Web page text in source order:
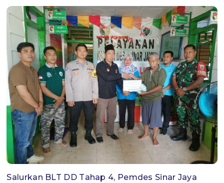
Salurkan BLT DD Tahap 4, Pemdes Sinar Jaya